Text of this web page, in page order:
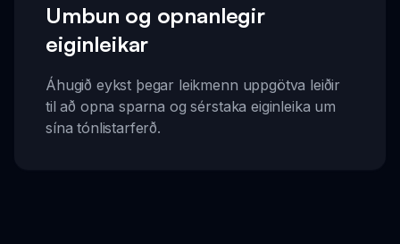
Umbun og opnanlegir
eiginleikar
Áhugið eykst þegar leikmenn uppgötva leiðir
til að opna sparna og sérstaka eiginleika um
sína tónlistarferð.